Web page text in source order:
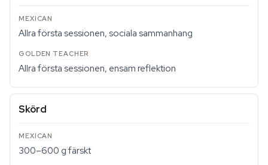
Allra första sessionen, sociala sammanhang
Allra första sessionen, ensam reflektion
Skörd
300–600 g färskt